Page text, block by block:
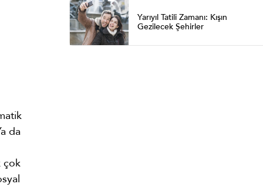
da
çok
Yarıyıl Tatili Zamanı: Kışın
Gezilecek Şehirler